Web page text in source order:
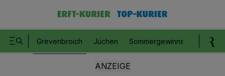
Grevenbroich Jüchen Sommergewinnspiel